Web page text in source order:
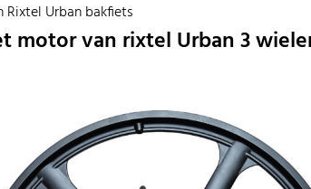
Rixtel Urban bakfiets
motor van rixtel Urban 3